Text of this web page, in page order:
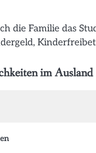
die Familie das
im Ausland